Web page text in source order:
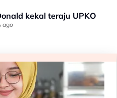
kekal teraju UPKO
ago